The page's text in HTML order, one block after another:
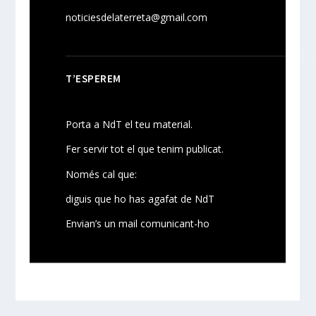
noticiesdelaterreta@gmail.com
T’ESPEREM
Porta a NdT el teu material.
Fer servir tot el que tenim publicat.
Només cal que:
diguis que ho has agafat de NdT
Envian’s un mail comunicant-ho